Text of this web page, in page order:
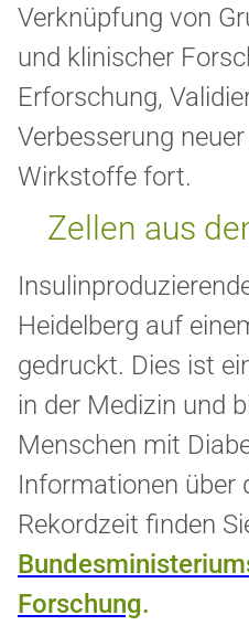
Verknüpfung von
und klinischer
Erforschung,
Verbesserung
Wirkstoffe fort.
Zellen aus
Heidelberg auf
gedruckt. Dies ist
in der Medizin und
Menschen mit
Informationen über
Rekordzeit finden
Forschung.